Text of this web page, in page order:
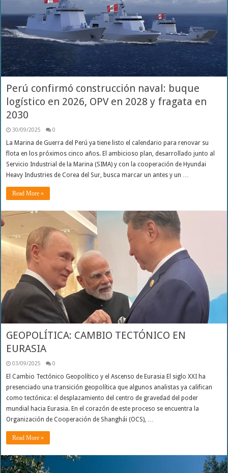
Perú confirmó construcción naval: buque
logístico en 2026, OPV en 2028 y fragata en
2030
30/09/2025 0
La Marina de Guerra del Perú ya tiene listo el calendario para renovar su
flota en los próximos cinco años. El ambicioso plan, desarrollado junto al
Servicio Industrial de la Marina (SIMA) y con la cooperación de Hyundai
Heavy Industries de Corea del Sur, busca marcar un antes y un …
Read More »
GEOPOLÍTICA: CAMBIO TECTÓNICO EN
EURASIA
03/09/2025 0
El Cambio Tectónico Geopolítico y el Ascenso de Eurasia El siglo XXI ha
presenciado una transición geopolítica que algunos analistas ya califican
como tectónica: el desplazamiento del centro de gravedad del poder
mundial hacia Eurasia. En el corazón de este proceso se encuentra la
Organización de Cooperación de Shanghái (OCS), …
Read More »